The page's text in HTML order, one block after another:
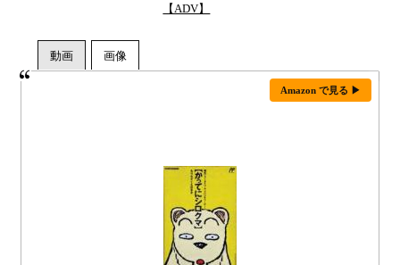
【ADV】
Amazon で見る ▶